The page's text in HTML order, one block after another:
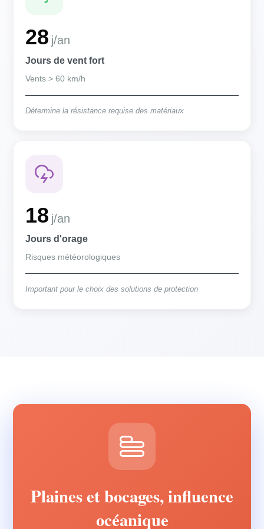
28 j/an
Jours de vent fort
Vents > 60 km/h
Détermine la résistance requise des matériaux
18 j/an
Jours d'orage
Risques météorologiques
Important pour le choix des solutions de protection
Plaines et bocages, influence
océanique